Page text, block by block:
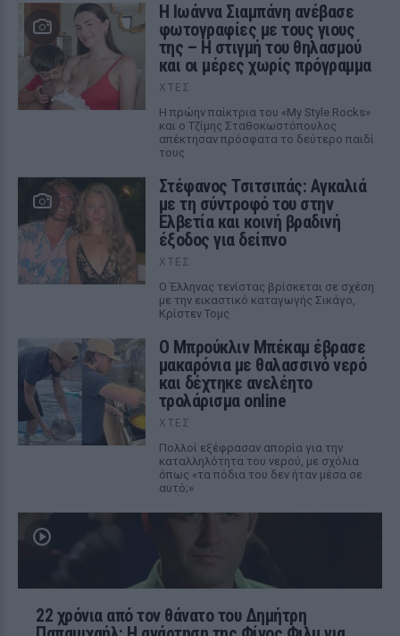
H Ιωάννα Σιαμπάνη ανέβασε
φωτογραφίες με τους γιους
της – Η στιγμή του θηλασμού
και οι μέρες χωρίς πρόγραμμα
ΧΤΕΣ
Η πρώην παίκτρια του «My Style Rocks»
και ο Τζίμης Σταθοκωστόπουλος
απέκτησαν πρόσφατα το δεύτερο παιδί
τους
Στέφανος Τσιτσιπάς: Αγκαλιά
με τη σύντροφό του στην
Ελβετία και κοινή βραδινή
έξοδος για δείπνο
ΧΤΕΣ
Ο Έλληνας τενίστας βρίσκεται σε σχέση
με την εικαστικό καταγωγής Σικάγο,
Κρίστεν Τομς
Ο Μπρούκλιν Μπέκαμ έβρασε
μακαρόνια με θαλασσινό νερό
και δέχτηκε ανελέητο
τρολάρισμα online
ΧΤΕΣ
Πολλοί εξέφρασαν απορία για την
καταλληλότητα του νερού, με σχόλια
όπως «τα πόδια του δεν ήταν μέσα σε
αυτό;»
22 χρόνια από τον θάνατο του Δημήτρη